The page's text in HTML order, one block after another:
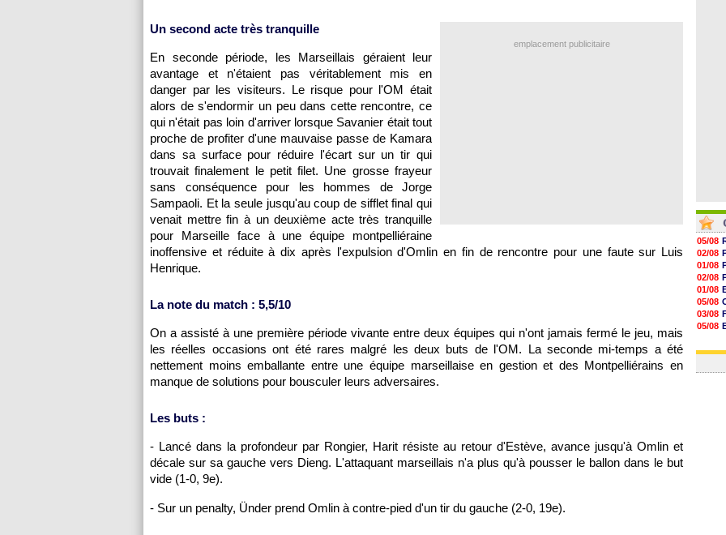
emplacement publicitaire
Un second acte très tranquille
En seconde période, les Marseillais géraient leur
avantage et n'étaient pas véritablement mis en
danger par les visiteurs. Le risque pour l'OM était
alors de s'endormir un peu dans cette rencontre, ce
qui n'était pas loin d'arriver lorsque Savanier était tout
proche de profiter d'une mauvaise passe de Kamara
dans sa surface pour réduire l'écart sur un tir qui
trouvait finalement le petit filet. Une grosse frayeur
sans conséquence pour les hommes de Jorge
Sampaoli. Et la seule jusqu'au coup de sifflet final qui
venait mettre fin à un deuxième acte très tranquille
pour Marseille face à une équipe montpelliéraine
inoffensive et réduite à dix après l'expulsion d'Omlin en fin de rencontre pour une faute sur Luis
Henrique.
La note du match : 5,5/10
On a assisté à une première période vivante entre deux équipes qui n'ont jamais fermé le jeu, mais
les réelles occasions ont été rares malgré les deux buts de l'OM. La seconde mi-temps a été
nettement moins emballante entre une équipe marseillaise en gestion et des Montpelliérains en
manque de solutions pour bousculer leurs adversaires.
Les buts :
- Lancé dans la profondeur par Rongier, Harit résiste au retour d'Estève, avance jusqu'à Omlin et
décale sur sa gauche vers Dieng. L'attaquant marseillais n'a plus qu'à pousser le ballon dans le but
vide (1-0, 9e).
- Sur un penalty, Ünder prend Omlin à contre-pied d'un tir du gauche (2-0, 19e).
05/08
02/08
01/08
02/08
01/08
05/08
03/08
05/08
03/08